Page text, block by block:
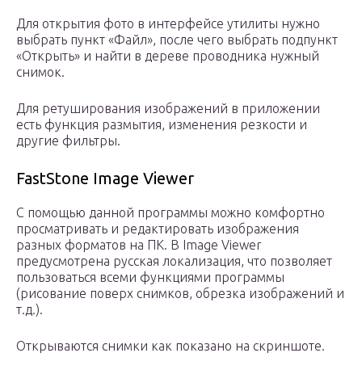
Для открытия фото в интерфейсе утилиты нужно
выбрать пункт «Файл», после чего выбрать подпункт
«Открыть» и найти в дереве проводника нужный
снимок.
Для ретуширования изображений в приложении
есть функция размытия, изменения резкости и
другие фильтры.
FastStone Image Viewer
С помощью данной программы можно комфортно
просматривать и редактировать изображения
разных форматов на ПК. В Image Viewer
предусмотрена русская локализация, что позволяет
пользоваться всеми функциями программы
(рисование поверх снимков, обрезка изображений и
т.д.).
Открываются снимки как показано на скриншоте.